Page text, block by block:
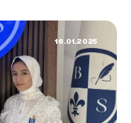
16.01.2025